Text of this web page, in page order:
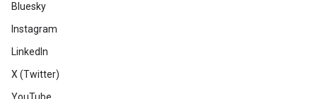
Bluesky
Instagram
LinkedIn
X (Twitter)